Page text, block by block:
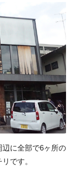
に全部で6ヶ所の
です。